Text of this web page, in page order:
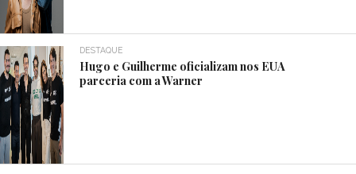
DESTAQUE
Hugo e Guilherme oficializam nos EUA
parceria com a Warner